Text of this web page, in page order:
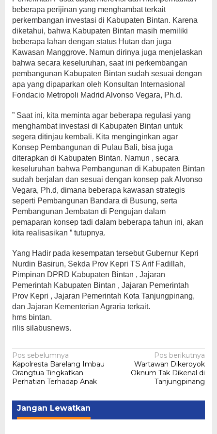
beberapa perijinan yang menghambat terkait
perkembangan investasi di Kabupaten Bintan. Karena
diketahui, bahwa Kabupaten Bintan masih memiliki
beberapa lahan dengan status Hutan dan juga
Kawasan Manggrove. Namun dirinya juga menjelaskan
bahwa secara keseluruhan, saat ini perkembangan
pembangunan Kabupaten Bintan sudah sesuai dengan
apa yang dipaparkan oleh Konsultan Internasional
Fondacio Metropoli Madrid Alvonso Vegara, Ph.d.
” Saat ini, kita meminta agar beberapa regulasi yang
menghambat investasi di Kabupaten Bintan untuk
segera ditinjau kembali. Kita menginginkan agar
Konsep Pembangunan di Pulau Bali, bisa juga
diterapkan di Kabupaten Bintan. Namun , secara
keseluruhan bahwa Pembangunan di Kabupaten Bintan
sudah berjalan dan sesuai dengan konsep pak Alvonso
Vegara, Ph.d, dimana beberapa kawasan strategis
seperti Pembangunan Bandara di Busung, serta
Pembangunan Jembatan di Pengujan dalam
pemaparan konsep tadi dalam beberapa tahun ini, akan
kita realisasikan ” tutupnya.
Yang Hadir pada kesempatan tersebut Gubernur Kepri
Nurdin Basirun, Sekda Prov Kepri TS Arif Fadillah,
Pimpinan DPRD Kabupaten Bintan , Jajaran
Pemerintah Kabupaten Bintan , Jajaran Pemerintah
Prov Kepri , Jajaran Pemerintah Kota Tanjungpinang,
dan Jajaran Kementerian Agraria terkait.
hms bintan.
rilis silabusnews.
Navigasi
pos
Pos sebelumnya
Kapolresta Barelang Imbau
Orangtua Tingkatkan
Perhatian Terhadap Anak
Pos berikutnya
Wartawan Dikeroyok
Oknum Tak Dikenal di
Tanjungpinang
Jangan Lewatkan